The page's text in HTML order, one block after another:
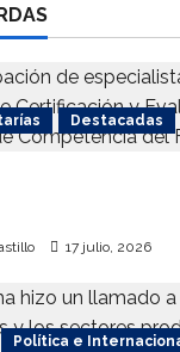
Destacadas
17 julio, 2026
Política e